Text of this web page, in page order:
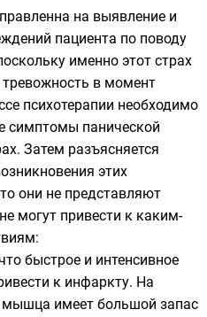
на выявление и
пациента по поводу
именно этот страх
в момент
психотерапии необходимо
симптомы панической
Затем разъясняется
этих
они не представляют
могут привести к каким-
быстрое и интенсивное
к инфаркту. На
имеет большой запас